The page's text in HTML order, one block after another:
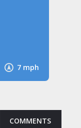
7 mph
COMMENTS